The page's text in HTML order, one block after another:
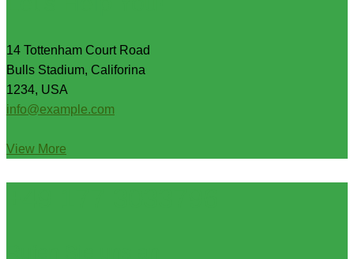
14 Tottenham Court Road
Bulls Stadium, Califorina
1234, USA
info@example.com
View More